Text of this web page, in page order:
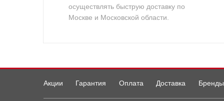
осуществлять быструю доставку по
Москве и Московской области.
Акции Гарантия Оплата Доставка Бренды